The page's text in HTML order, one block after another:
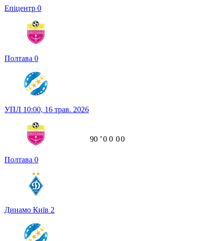
Епіцентр 0
Полтава 0
УПЛ 10:00, 16 трав. 2026
Полтава 0
Динамо Київ 2
90 ʼ0 0 00